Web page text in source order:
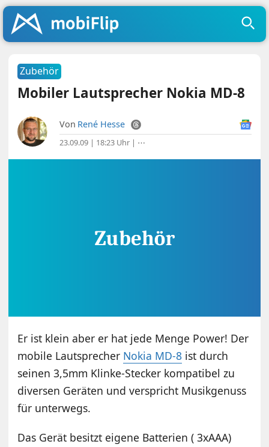
Zubehör
Mobiler Lautsprecher Nokia MD-8
Von René Hesse
23.09.09 | 18:23 Uhr | ⋯
Er ist klein aber er hat jede Menge Power! Der
mobile Lautsprecher Nokia MD-8 ist durch
seinen 3,5mm Klinke-Stecker kompatibel zu
diversen Geräten und verspricht Musikgenuss
für unterwegs.
Das Gerät besitzt eigene Batterien ( 3xAAA)